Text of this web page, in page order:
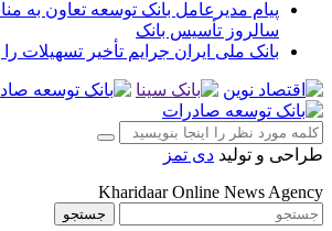
سالروز تأسیس بانک
بانک ملی ایران جرایم تأخیر تسهیلات
طراحی و تولید دی تمز
Kharidaar Online News Agency
جستجو